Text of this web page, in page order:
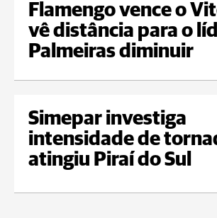
Flamengo vence o
vê distância para o
Palmeiras diminuir
Simepar investiga
intensidade de
atingiu Piraí do Sul